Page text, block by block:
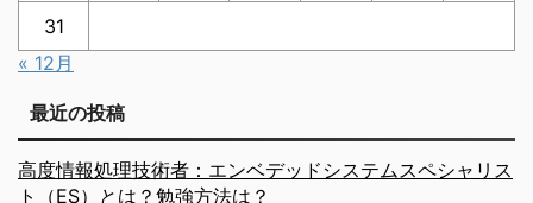
31
« 12月
最近の投稿
高度情報処理技術者：エンベデッドシステムスペシャリス
ト（ES）とは？勉強方法は？